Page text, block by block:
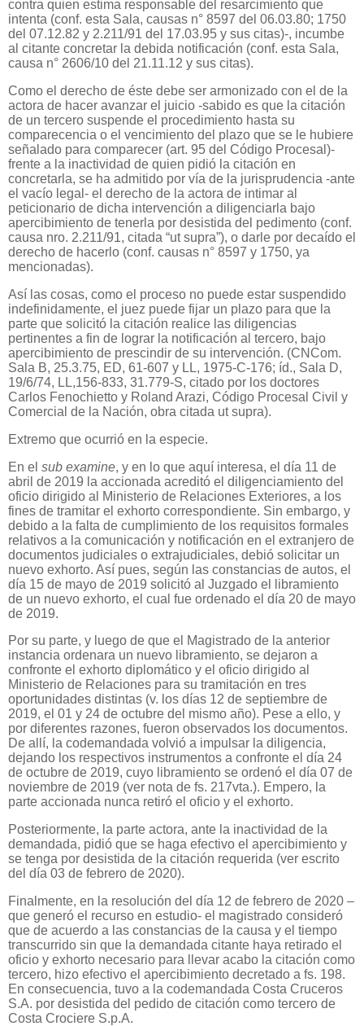
contra quien estima responsable del resarcimiento que
intenta (conf. esta Sala, causas n° 8597 del 06.03.80; 1750
del 07.12.82 y 2.211/91 del 17.03.95 y sus citas)-, incumbe
al citante concretar la debida notificación (conf. esta Sala,
causa n° 2606/10 del 21.11.12 y sus citas).
Como el derecho de éste debe ser armonizado con el de la
actora de hacer avanzar el juicio -sabido es que la citación
de un tercero suspende el procedimiento hasta su
comparecencia o el vencimiento del plazo que se le hubiere
señalado para comparecer (art. 95 del Código Procesal)-
frente a la inactividad de quien pidió la citación en
concretarla, se ha admitido por vía de la jurisprudencia -ante
el vacío legal- el derecho de la actora de intimar al
peticionario de dicha intervención a diligenciarla bajo
apercibimiento de tenerla por desistida del pedimento (conf.
causa nro. 2.211/91, citada “ut supra”), o darle por decaído el
derecho de hacerlo (conf. causas n° 8597 y 1750, ya
mencionadas).
Así las cosas, como el proceso no puede estar suspendido
indefinidamente, el juez puede fijar un plazo para que la
parte que solicitó la citación realice las diligencias
pertinentes a fin de lograr la notificación al tercero, bajo
apercibimiento de prescindir de su intervención. (CNCom.
Sala B, 25.3.75, ED, 61-607 y LL, 1975-C-176; íd., Sala D,
19/6/74, LL,156-833, 31.779-S, citado por los doctores
Carlos Fenochietto y Roland Arazi, Código Procesal Civil y
Comercial de la Nación, obra citada ut supra).
Extremo que ocurrió en la especie.
En el sub examine, y en lo que aquí interesa, el día 11 de
abril de 2019 la accionada acreditó el diligenciamiento del
oficio dirigido al Ministerio de Relaciones Exteriores, a los
fines de tramitar el exhorto correspondiente. Sin embargo, y
debido a la falta de cumplimiento de los requisitos formales
relativos a la comunicación y notificación en el extranjero de
documentos judiciales o extrajudiciales, debió solicitar un
nuevo exhorto. Así pues, según las constancias de autos, el
día 15 de mayo de 2019 solicitó al Juzgado el libramiento
de un nuevo exhorto, el cual fue ordenado el día 20 de mayo
de 2019.
Por su parte, y luego de que el Magistrado de la anterior
instancia ordenara un nuevo libramiento, se dejaron a
confronte el exhorto diplomático y el oficio dirigido al
Ministerio de Relaciones para su tramitación en tres
oportunidades distintas (v. los días 12 de septiembre de
2019, el 01 y 24 de octubre del mismo año). Pese a ello, y
por diferentes razones, fueron observados los documentos.
De allí, la codemandada volvió a impulsar la diligencia,
dejando los respectivos instrumentos a confronte el día 24
de octubre de 2019, cuyo libramiento se ordenó el día 07 de
noviembre de 2019 (ver nota de fs. 217vta.). Empero, la
parte accionada nunca retiró el oficio y el exhorto.
Posteriormente, la parte actora, ante la inactividad de la
demandada, pidió que se haga efectivo el apercibimiento y
se tenga por desistida de la citación requerida (ver escrito
del día 03 de febrero de 2020).
Finalmente, en la resolución del día 12 de febrero de 2020 –
que generó el recurso en estudio- el magistrado consideró
que de acuerdo a las constancias de la causa y el tiempo
transcurrido sin que la demandada citante haya retirado el
oficio y exhorto necesario para llevar acabo la citación como
tercero, hizo efectivo el apercibimiento decretado a fs. 198.
En consecuencia, tuvo a la codemandada Costa Cruceros
S.A. por desistida del pedido de citación como tercero de
Costa Crociere S.p.A.